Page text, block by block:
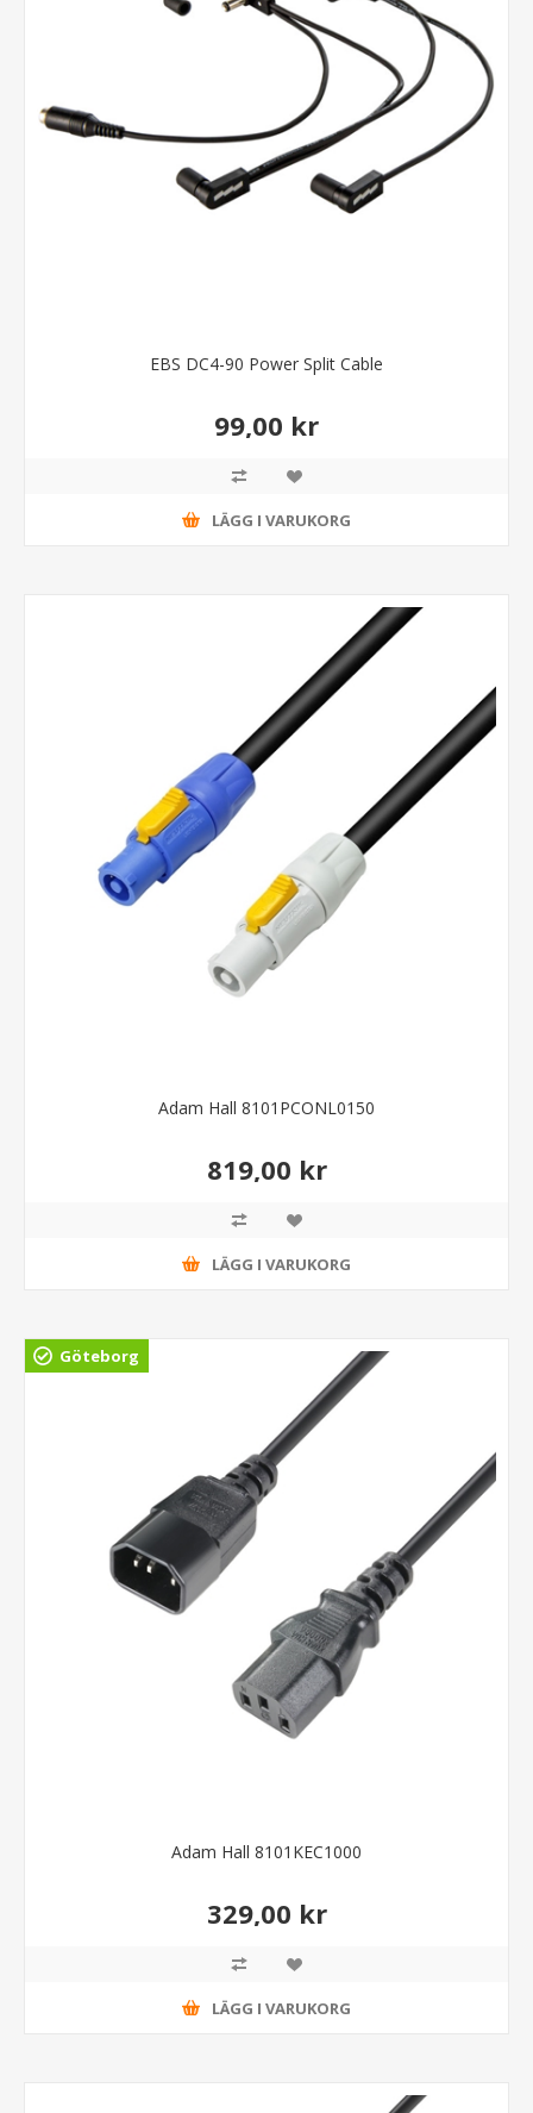
EBS DC4-90 Power Split Cable
99,00 kr
LÄGG I VARUKORG
Adam Hall 8101PCONL0150
819,00 kr
LÄGG I VARUKORG
Göteborg
Adam Hall 8101KEC1000
329,00 kr
LÄGG I VARUKORG